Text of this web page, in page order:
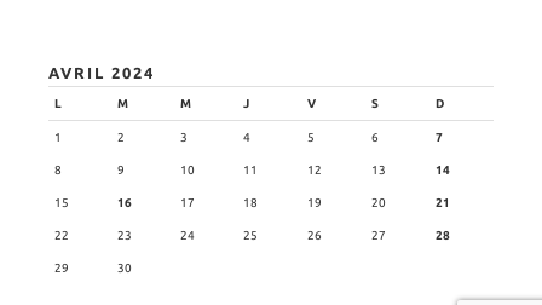
AVRIL 2024
L M M J V S D
1 2 3 4 5 6 7
8 9 10 11 12 13 14
15 16 17 18 19 20 21
22 23 24 25 26 27 28
29 30